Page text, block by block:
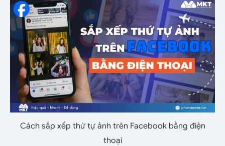
Cách sắp xếp thứ tự ảnh trên Facebook bằng điện
thoại